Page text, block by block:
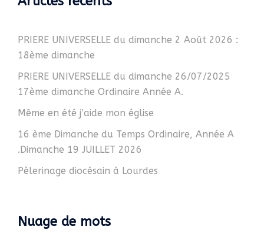
PRIERE UNIVERSELLE du dimanche 2 Août 2026 :
18ème dimanche
PRIERE UNIVERSELLE du dimanche 26/07/2025
17ème dimanche Ordinaire Année A.
Même en été j’aide mon église
16 ème Dimanche du Temps Ordinaire, Année A
.Dimanche 19 JUILLET 2026
Pèlerinage diocésain à Lourdes
Nuage de mots